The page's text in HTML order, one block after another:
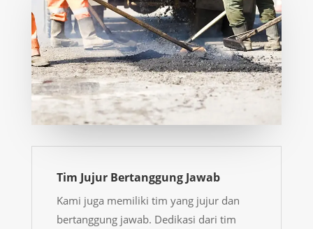
Tim Jujur Bertanggung Jawab
Kami juga memiliki tim yang jujur dan
bertanggung jawab. Dedikasi dari tim